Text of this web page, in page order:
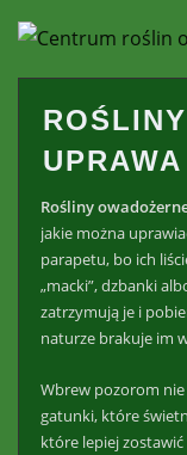
Rośliny
jakie można
parapetu, bo ich
„macki”, dzbanki
zatrzymują je i
naturze brakuje im
Wbrew pozorom
gatunki, które
które lepiej